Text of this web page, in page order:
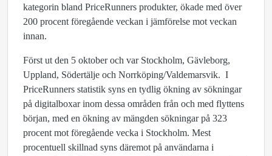
kategorin bland PriceRunners produkter, ökade med över
200 procent föregående veckan i jämförelse mot veckan
innan.
Först ut den 5 oktober och var Stockholm, Gävleborg,
Uppland, Södertälje och Norrköping/Valdemarsvik. I
PriceRunners statistik syns en tydlig ökning av sökningar
på digitalboxar inom dessa områden från och med flyttens
början, med en ökning av mängden sökningar på 323
procent mot föregående vecka i Stockholm. Mest
procentuell skillnad syns däremot på användarna i